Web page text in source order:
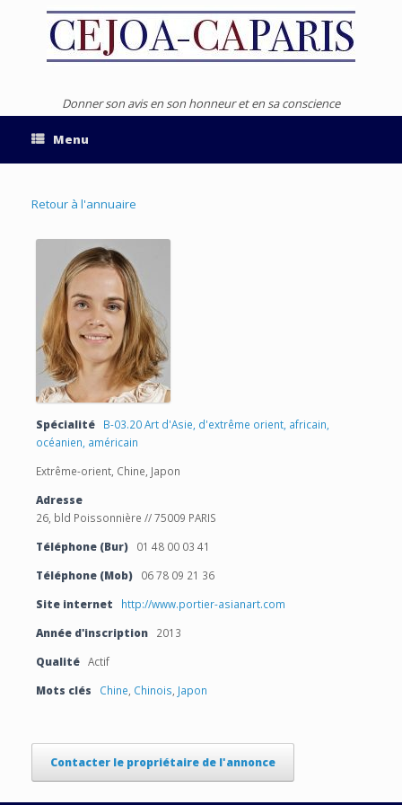
Donner son avis en son honneur et en sa conscience
Menu
Retour à l'annuaire
Spécialité
B-03.20 Art d'Asie, d'extrême orient, africain,
océanien, américain
Extrême-orient, Chine, Japon
Adresse
26, bld Poissonnière // 75009 PARIS
Téléphone (Bur)
01 48 00 03 41
Téléphone (Mob)
06 78 09 21 36
Site internet
http://www.portier-asianart.com
Année d'inscription
2013
Qualité Actif
Mots clés
Chine Chinois Japon
Contacter le propriétaire de l'annonce